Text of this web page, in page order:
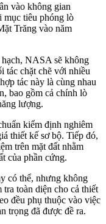
vào không gian
mục tiêu phóng lò
Trăng vào năm
NASA sẽ không
tác chặt chẽ với nhiều
tác này là cùng nhau
bao gồm cả chính lò
lượng.
kiểm định nghiêm
thiết kế sơ bộ. Tiếp đó,
trên mặt đất nhằm
của phần cứng.
có thể, nhưng không
toàn diện cho cả thiết
đều phụ thuộc vào việc
trọng đã được đề ra.